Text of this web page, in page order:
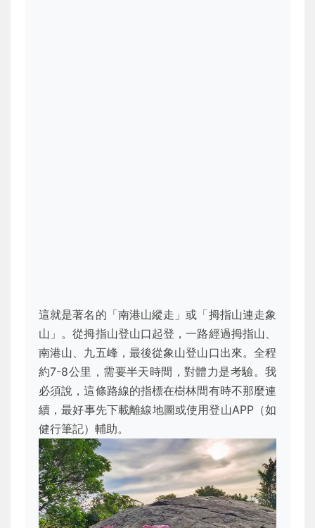
這就是著名的「南港山縱走」或「拇指山連走象
山」。從拇指山登山口起登，一路經過拇指山、
南港山、九五峰，最後從象山登山口出來。全程
約7-8公里，需要半天時間，對體力是考驗。我
必須說，這條路線的指標在樹林間有時不那麼連
續，最好事先下載離線地圖或使用登山APP（如
健行筆記）輔助。